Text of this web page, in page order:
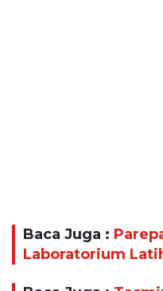
Baca Juga :
Laboratorium